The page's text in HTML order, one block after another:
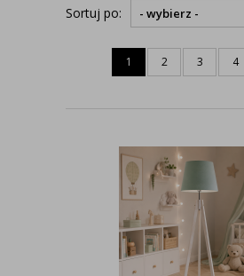
Sortuj po:
1 2 3 4